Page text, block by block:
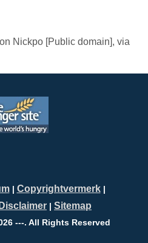
Nickpo [Public domain], via
| Copyrightvermerk|
Disclaimer | Sitemap
---. All Rights Reserved